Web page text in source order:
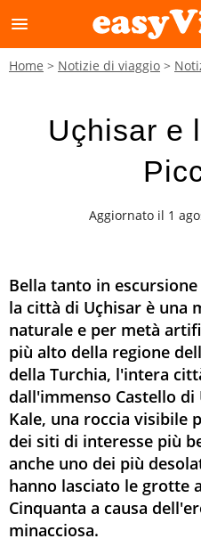
menu
Home Notizie di viaggio
Uçhisar e
Aggiornato il 1
Bella tanto in
la città di Uçhisar è una
naturale e per metà
più alto della regione
della Turchia, l'intera
dall'immenso Castello di
Kale, una roccia visibile
dei siti di interesse più
anche uno dei più
hanno lasciato le grotte
Cinquanta a causa
minacciosa.